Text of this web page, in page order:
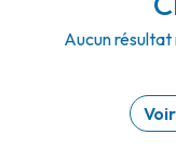
Aucun